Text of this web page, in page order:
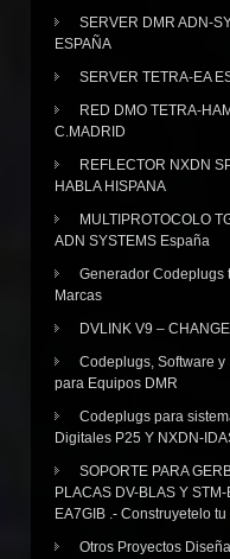
SERVER DMR ADN-
ESPAÑA
SERVER TETRA-EA
RED DMO TETRA-
C.MADRID
REFLECTOR NXDN
HABLA HISPANA
MULTIPROTOCOLO
ADN SYSTEMS España
Generador Codeplugs
Marcas
DVLINK V9 –
Codeplugs, Software y
para Equipos DMR
Codeplugs para
Digitales P25 Y NXDN-
SOPORTE PARA
PLACAS DV-BLAS Y
EA7GIB .- Construyetelo
Otros Proyectos